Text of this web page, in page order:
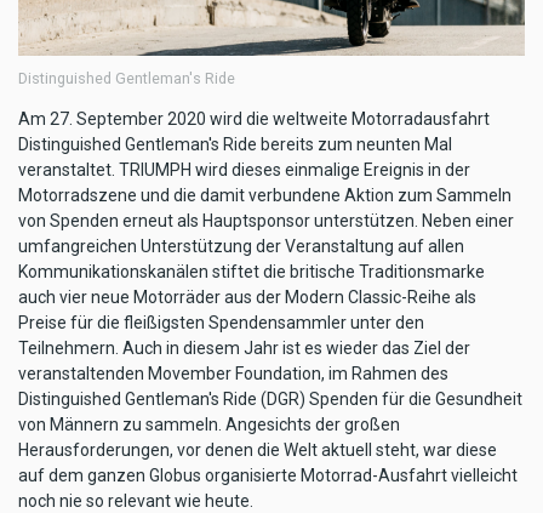
Distinguished Gentleman's Ride
Am 27. September 2020 wird die weltweite Motorradausfahrt
Distinguished Gentleman's Ride bereits zum neunten Mal
veranstaltet. TRIUMPH wird dieses einmalige Ereignis in der
Motorradszene und die damit verbundene Aktion zum Sammeln
von Spenden erneut als Hauptsponsor unterstützen. Neben einer
umfangreichen Unterstützung der Veranstaltung auf allen
Kommunikationskanälen stiftet die britische Traditionsmarke
auch vier neue Motorräder aus der Modern Classic-Reihe als
Preise für die fleißigsten Spendensammler unter den
Teilnehmern. Auch in diesem Jahr ist es wieder das Ziel der
veranstaltenden Movember Foundation, im Rahmen des
Distinguished Gentleman's Ride (DGR) Spenden für die Gesundheit
von Männern zu sammeln. Angesichts der großen
Herausforderungen, vor denen die Welt aktuell steht, war diese
auf dem ganzen Globus organisierte Motorrad-Ausfahrt vielleicht
noch nie so relevant wie heute.